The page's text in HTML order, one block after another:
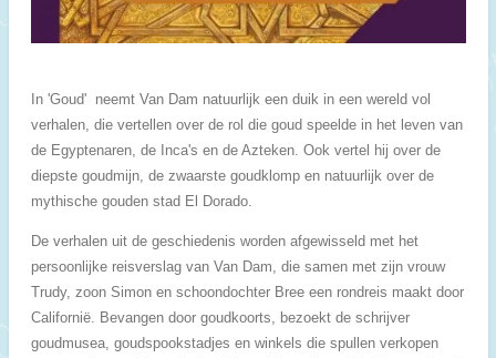
In 'Goud' neemt Van Dam natuurlijk een duik in een wereld vol
verhalen, die vertellen over de rol die goud speelde in het leven van
de Egyptenaren, de Inca's en de Azteken. Ook vertel hij over de
diepste goudmijn, de zwaarste goudklomp en natuurlijk over de
mythische gouden stad El Dorado.
De verhalen uit de geschiedenis worden afgewisseld met het
persoonlijke reisverslag van Van Dam, die samen met zijn vrouw
Trudy, zoon Simon en schoondochter Bree een rondreis maakt door
Californië. Bevangen door goudkoorts, bezoekt de schrijver
goudmusea, goudspookstadjes en winkels die spullen verkopen